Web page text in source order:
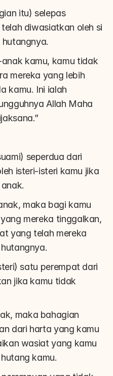
itu) selepas
diwasiatkan oleh si
kamu, kamu tidak
mereka yang lebih
kamu. Ini ialah
Allah Maha
seperdua dari
isteri-isteri kamu jika
maka bagi kamu
mereka tinggalkan,
yang telah mereka
satu perempat dari
jika kamu tidak
maka bahagian
dari harta yang kamu
wasiat yang kamu
kamu.